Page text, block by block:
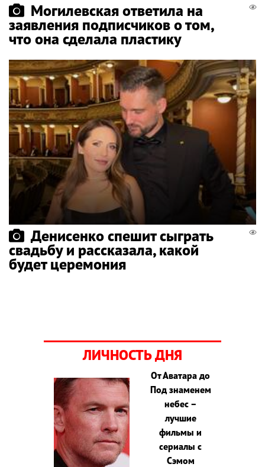
Могилевская ответила на
заявления подписчиков о том,
что она сделала пластику
Денисенко спешит сыграть
свадьбу и рассказала, какой
будет церемония
ЛИЧНОСТЬ ДНЯ
От Аватара до
Под знаменем
небес –
лучшие
фильмы и
сериалы с
Сэмом